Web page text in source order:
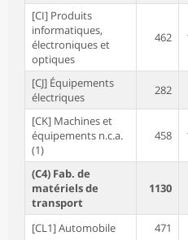
[CI] Produits
informatiques,
électroniques et
optiques
462
[CJ] Équipements
électriques
282
[CK] Machines et
équipements n.c.a.
(1)
458
(C4) Fab. de
matériels de
transport
1130
[CL1] Automobile 471